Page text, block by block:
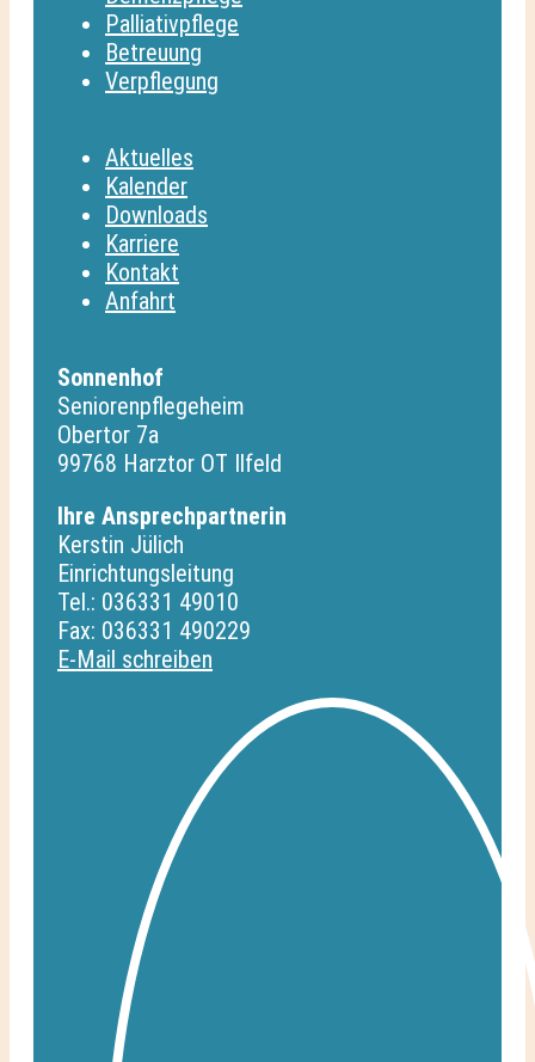
Palliativpflege
Betreuung
Verpflegung
Aktuelles
Kalender
Downloads
Karriere
Kontakt
Anfahrt
Sonnenhof
Seniorenpflegeheim
Obertor 7a
99768 Harztor OT Ilfeld
Ihre Ansprechpartnerin
Kerstin Jülich
Einrichtungsleitung
Tel.: 036331 49010
Fax: 036331 490229
E-Mail schreiben